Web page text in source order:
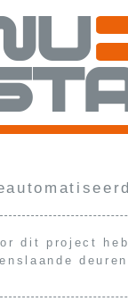
dit project